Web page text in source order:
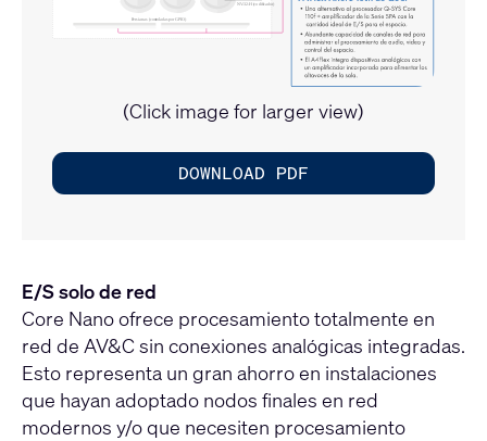
(Click image for larger view)
DOWNLOAD PDF
E/S solo de red
Core Nano ofrece procesamiento totalmente en
red de AV&C sin conexiones analógicas integradas.
Esto representa un gran ahorro en instalaciones
que hayan adoptado nodos finales en red
modernos y/o que necesiten procesamiento